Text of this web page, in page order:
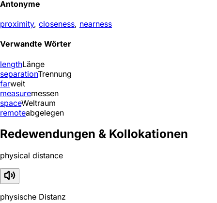
Antonyme
proximity, closeness, nearness
Verwandte Wörter
lengthLänge
separationTrennung
farweit
measuremessen
spaceWeltraum
remoteabgelegen
Redewendungen & Kollokationen
physical distance
physische Distanz